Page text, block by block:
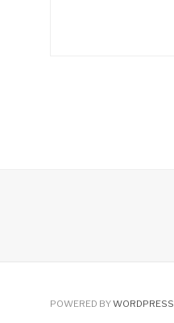
POWERED BYWORDPRESS